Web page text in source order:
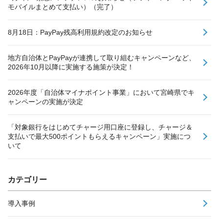
モバイルまとめて支払い）（完了）
8月18日：PayPay残高利用規約改定のお知らせ
地方自治体とPayPayが連携して取り組むキャンペーンなど、
2026年10月以降に実施する施策が決定！
2026年度「自治体マイナポイント事業」において宮崎県でキ
ャンペーンの実施が決定
「対象銀行をはじめてチャージ用口座に登録し、チャージ＆
支払いで最大500ポイントもらえるキャンペーン」実施につ
いて
カテゴリー
導入事例